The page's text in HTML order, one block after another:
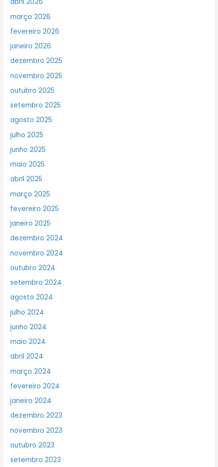
abril 2026
março 2026
fevereiro 2026
janeiro 2026
dezembro 2025
novembro 2025
outubro 2025
setembro 2025
agosto 2025
julho 2025
junho 2025
maio 2025
abril 2025
março 2025
fevereiro 2025
janeiro 2025
dezembro 2024
novembro 2024
outubro 2024
setembro 2024
agosto 2024
julho 2024
junho 2024
maio 2024
abril 2024
março 2024
fevereiro 2024
janeiro 2024
dezembro 2023
novembro 2023
outubro 2023
setembro 2023